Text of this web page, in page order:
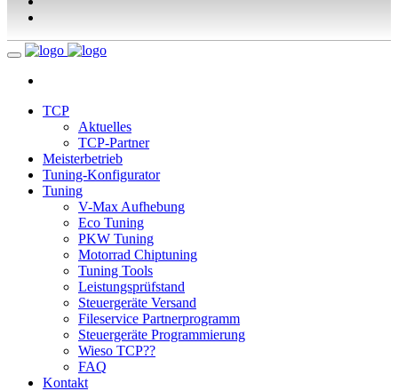
TCP
Aktuelles
TCP-Partner
Meisterbetrieb
Tuning-Konfigurator
Tuning
V-Max Aufhebung
Eco Tuning
PKW Tuning
Motorrad Chiptuning
Tuning Tools
Leistungsprüfstand
Steuergeräte Versand
Fileservice Partnerprogramm
Steuergeräte Programmierung
Wieso TCP??
FAQ
Kontakt